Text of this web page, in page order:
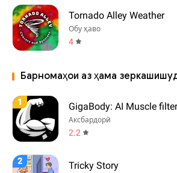
Tornado Alley Weather
Обу ҳаво
4
Барномаҳои аз ҳама
1 GigaBody: AI Muscle filter
Аксбардорӣ
2.2
2 Tricky Story